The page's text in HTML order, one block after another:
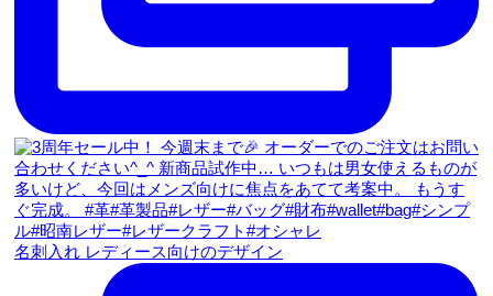
名刺入れ レディース向けのデザイン